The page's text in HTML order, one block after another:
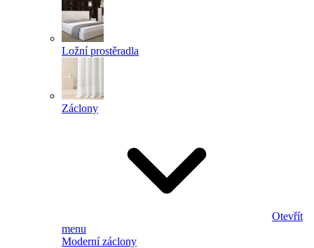
Ložní prostěradla
Záclony
Otevřít
menu
Moderní záclony